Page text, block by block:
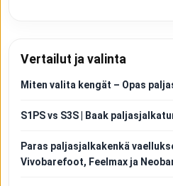
Vertailut ja valinta
Miten valita kengät – Opas
S1PS vs S3S | Baak
Paras paljasjalkakenkä
Vivobarefoot, Feelmax ja